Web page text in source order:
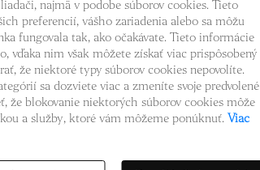
najmä v podobe súborov cookies. Tieto
preferencií, vášho zariadenia alebo sa môžu
fungovala tak, ako očakávate. Tieto informácie
vďaka nim však môžete získať viac prispôsobený
že niektoré typy súborov cookies nepovolíte.
sa dozviete viac a zmeníte svoje predvolené
že blokovanie niektorých súborov cookies môže
a služby, ktoré vám môžeme ponúknuť. Viac